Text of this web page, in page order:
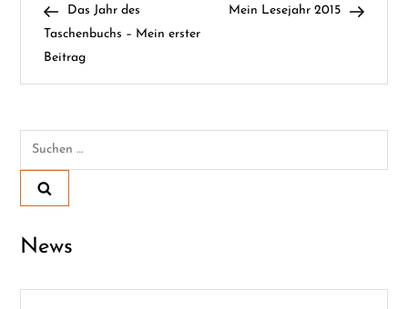
e
r
a
g
Post Das Jahr des
Taschenbuchs – Mein erster
Beitrag
Post
Mein Lesejahr 2015
Suchen
News